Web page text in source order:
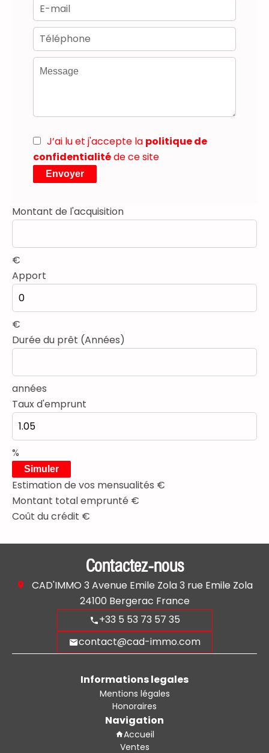
J’ai lu et j'accepte la politique de
confidentialitéde ce site
Envoyer
Montant de l'acquisition
€
Apport
€
Durée du prêt (Années)
années
Taux d'emprunt
%
Simuler
Estimation de vos mensualités €
Montant total emprunté €
Coût du crédit €
Contactez-nous
CAD'IMMO 3 Avenue Emile Zola 3 rue Emile Zola
24100 Bergerac France
+33 5 53 73 57 35
contact@cad-immo.com
Informations legales
Mentions légales
Honoraires
Navigation
Accueil
Ventes